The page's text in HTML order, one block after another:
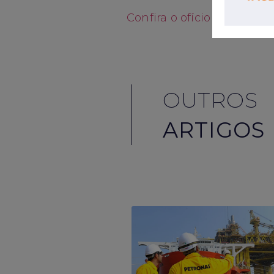
Confira o ofício na
OUTROS
ARTIGOS